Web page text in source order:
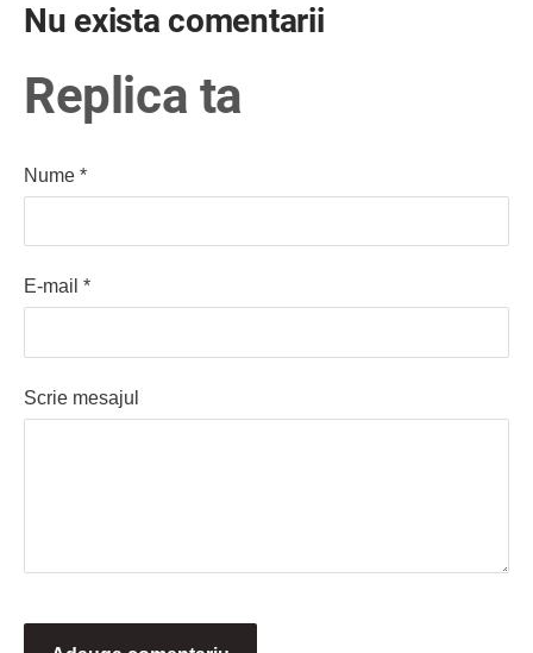
Nu exista comentarii
Replica ta
Nume *
E-mail *
Scrie mesajul